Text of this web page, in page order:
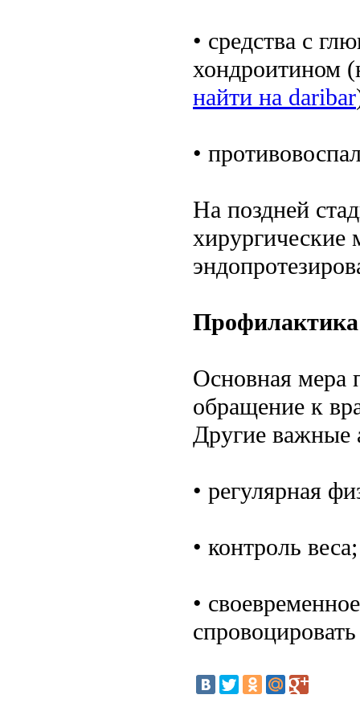
• средства с
хондроитином
найти на daribar
•
На поздней
Профилактика
Основная мера
обращение к
Другие важные
• регулярная
• контроль веса;
•